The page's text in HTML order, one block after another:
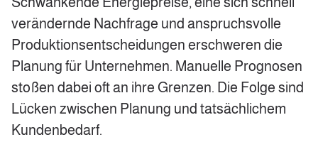
verändernde Nachfrage und anspruchsvolle
Produktionsentscheidungen erschweren die
Planung für Unternehmen. Manuelle Prognosen
stoßen dabei oft an ihre Grenzen. Die Folge sind
Lücken zwischen Planung und tatsächlichem
Kundenbedarf.